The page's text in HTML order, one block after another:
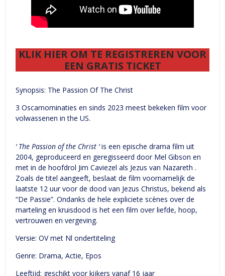
KLIK HIER OM TE REGISTREREN VOOR
EEN GRATIS TICKET
Synopsis: The Passion Of The Christ
3 Oscarnominaties en sinds 2023 meest bekeken film voor
volwassenen in the US.
‘ The Passion of the Christ ‘is een epische drama film uit
2004, geproduceerd en geregisseerd door Mel Gibson en
met in de hoofdrol Jim Caviezel als Jezus van Nazareth .
Zoals de titel aangeeft, beslaat de film voornamelijk de
laatste 12 uur voor de dood van Jezus Christus, bekend als
“De Passie”. Ondanks de hele expliciete scènes over de
marteling en kruisdood is het een film over liefde, hoop,
vertrouwen en vergeving.
Versie: OV met Nl ondertiteling
Genre: Drama, Actie, Epos
Leeftijd: geschikt voor kijkers vanaf 16 jaar